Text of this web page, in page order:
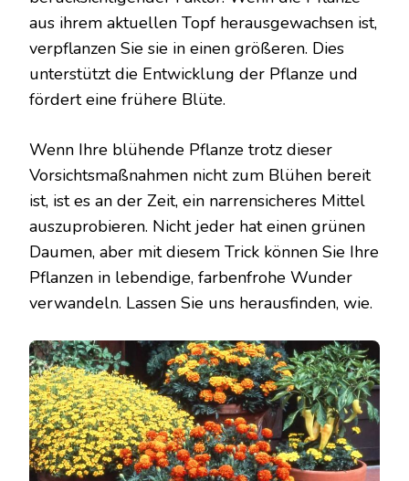
aus ihrem aktuellen Topf herausgewachsen ist,
verpflanzen Sie sie in einen größeren. Dies
unterstützt die Entwicklung der Pflanze und
fördert eine frühere Blüte.
Wenn Ihre blühende Pflanze trotz dieser
Vorsichtsmaßnahmen nicht zum Blühen bereit
ist, ist es an der Zeit, ein narrensicheres Mittel
auszuprobieren. Nicht jeder hat einen grünen
Daumen, aber mit diesem Trick können Sie Ihre
Pflanzen in lebendige, farbenfrohe Wunder
verwandeln. Lassen Sie uns herausfinden, wie.